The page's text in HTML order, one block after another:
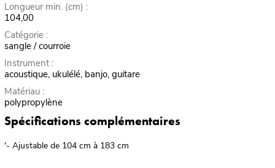
Longueur min. (cm) :
104,00
Catégorie :
sangle / courroie
Instrument :
acoustique, ukulélé, banjo, guitare
Matériau :
polypropylène
Spécifications complémentaires
'- Ajustable de 104 cm à 183 cm